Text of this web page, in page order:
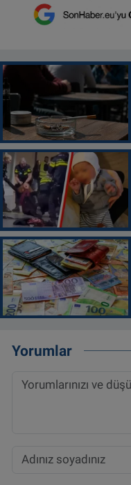
Yorumlar